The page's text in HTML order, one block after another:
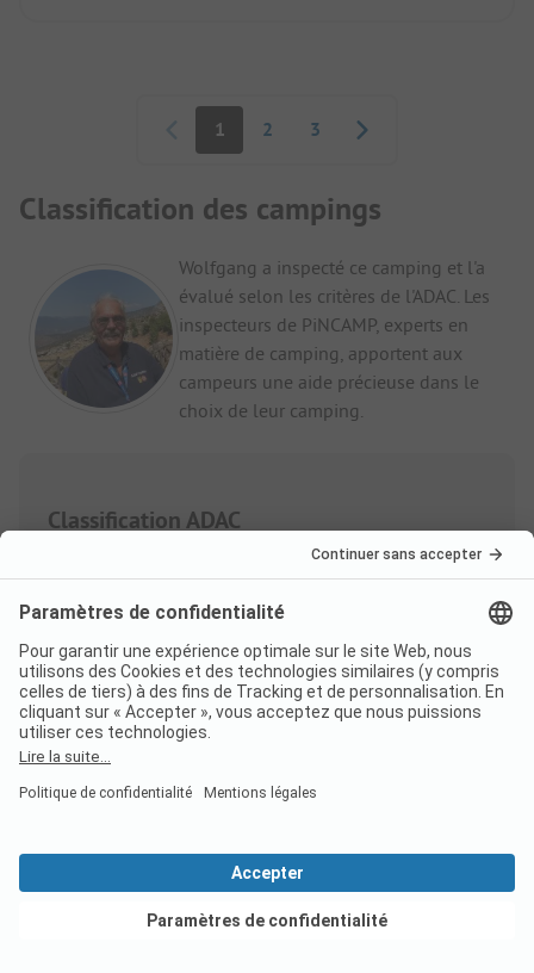
1 2 3
Classification des campings
Wolfgang a inspecté ce camping et l'a
évalué selon les critères de l'ADAC. Les
inspecteurs de PiNCAMP, experts en
matière de camping, apportent aux
campeurs une aide précieuse dans le
choix de leur camping.
Classification ADAC
Pondération des catégories de prestations
Sanitaires 4.8
Voir les offres